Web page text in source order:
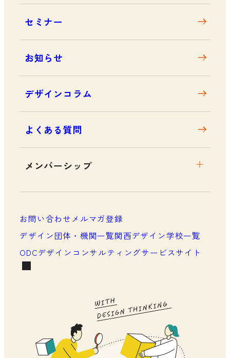
セミナー
お知らせ
デザインコラム
よくある質問
メンバーシップ
メンバーシップについて
お問い合わせメルマガ登録
デザイン団体・機関一覧関西デザイン学校一覧
ODCデザインコンサルティングサービスサイト